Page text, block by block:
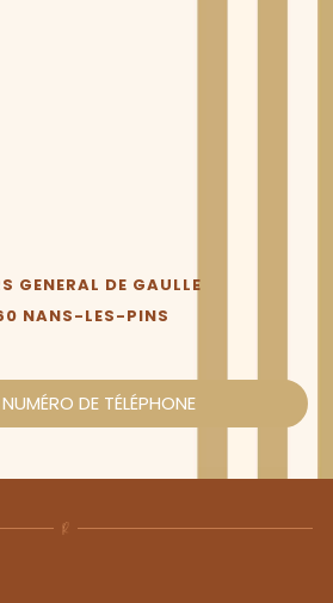
GENERAL DE GAULLE
NANS-LES-PINS
DE TÉLÉPHONE